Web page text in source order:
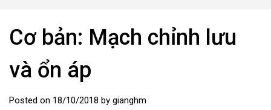
Cơ bản: Mạch chỉnh lưu
và ổn áp
Posted on 18/10/2018 by gianghm